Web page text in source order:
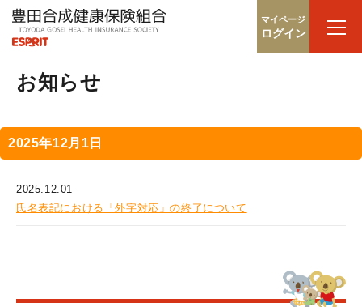
マイページ
ログイン
お知らせ
2025年12月1日
2025.12.01
氏名表記における「外字対応」の終了について